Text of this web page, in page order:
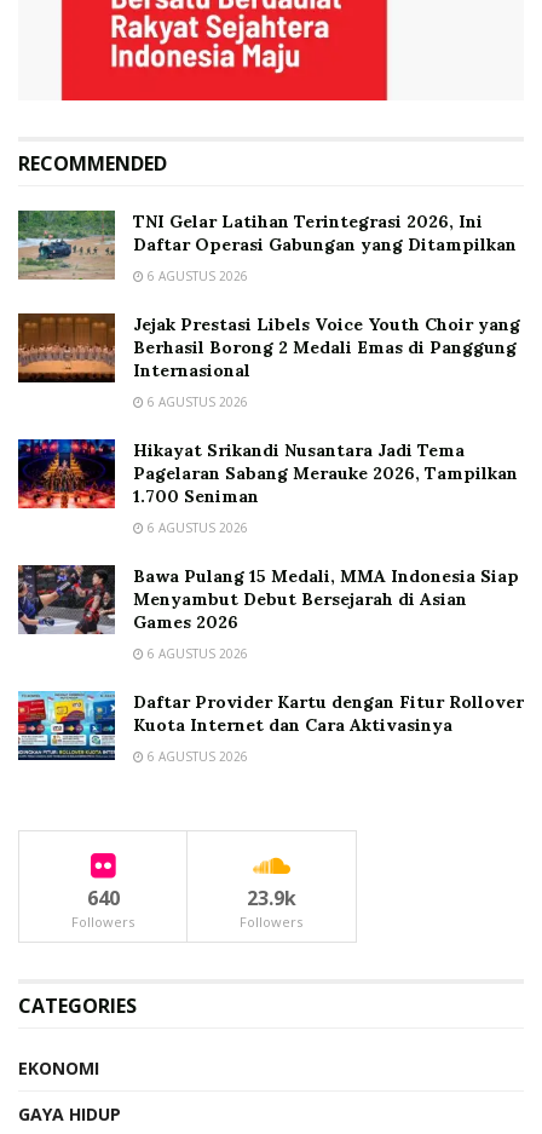
RECOMMENDED
TNI Gelar Latihan Terintegrasi 2026, Ini
Daftar Operasi Gabungan yang Ditampilkan
6 AGUSTUS 2026
Jejak Prestasi Libels Voice Youth Choir yang
Berhasil Borong 2 Medali Emas di Panggung
Internasional
6 AGUSTUS 2026
Hikayat Srikandi Nusantara Jadi Tema
Pagelaran Sabang Merauke 2026, Tampilkan
1.700 Seniman
6 AGUSTUS 2026
Bawa Pulang 15 Medali, MMA Indonesia Siap
Menyambut Debut Bersejarah di Asian
Games 2026
6 AGUSTUS 2026
Daftar Provider Kartu dengan Fitur Rollover
Kuota Internet dan Cara Aktivasinya
6 AGUSTUS 2026
640
Followers
23.9k
Followers
CATEGORIES
EKONOMI
GAYA HIDUP